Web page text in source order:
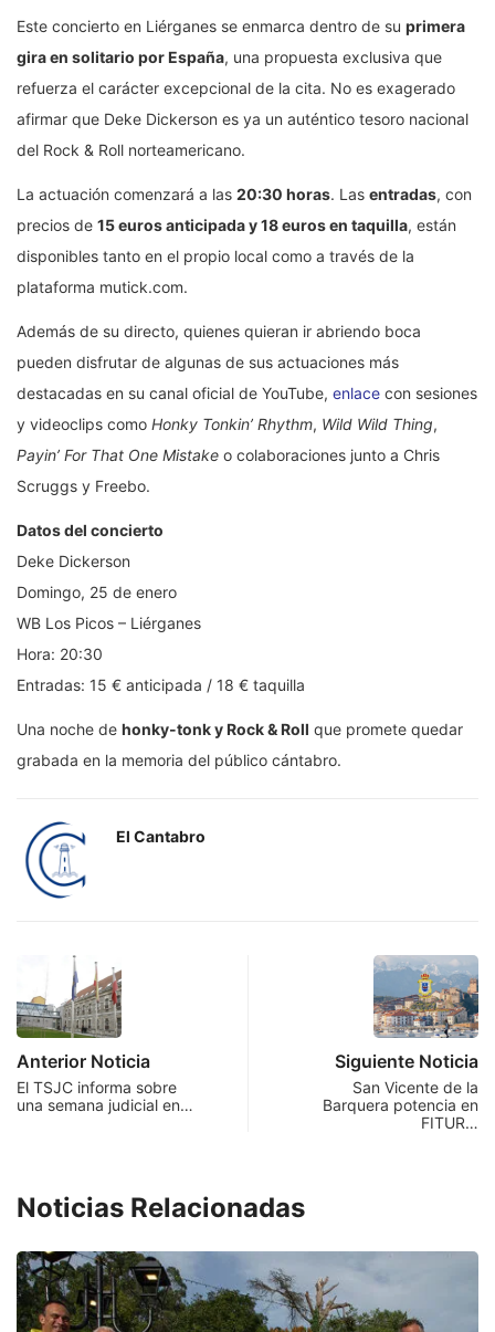
Este concierto en Liérganes se enmarca dentro de su primera
gira en solitario por España, una propuesta exclusiva que
refuerza el carácter excepcional de la cita. No es exagerado
afirmar que Deke Dickerson es ya un auténtico tesoro nacional
del Rock & Roll norteamericano.
La actuación comenzará a las 20:30 horas. Las entradas, con
precios de 15 euros anticipada y 18 euros en taquilla, están
disponibles tanto en el propio local como a través de la
plataforma mutick.com.
Además de su directo, quienes quieran ir abriendo boca
pueden disfrutar de algunas de sus actuaciones más
destacadas en su canal oficial de YouTube, enlace con sesiones
y videoclips como Honky Tonkin’ Rhythm, Wild Wild Thing,
Payin’ For That One Mistake o colaboraciones junto a Chris
Scruggs y Freebo.
Datos del concierto
Deke Dickerson
Domingo, 25 de enero
WB Los Picos – Liérganes
Hora: 20:30
Entradas: 15 € anticipada / 18 € taquilla
Una noche de honky-tonk y Rock & Roll que promete quedar
grabada en la memoria del público cántabro.
El Cantabro
Anterior Noticia
El TSJC informa sobre
una semana judicial en…
Siguiente Noticia
San Vicente de la
Barquera potencia en
FITUR…
Noticias Relacionadas